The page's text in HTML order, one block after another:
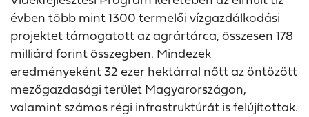
évben több mint 1300 termelői vízgazdálkodási
projektet támogatott az agrártárca, összesen 178
milliárd forint összegben. Mindezek
eredményeként 32 ezer hektárral nőtt az öntözött
mezőgazdasági terület Magyarországon,
valamint számos régi infrastruktúrát is felújítottak.